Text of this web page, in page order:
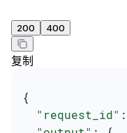
200 400
复制
{
  "request_id"
: